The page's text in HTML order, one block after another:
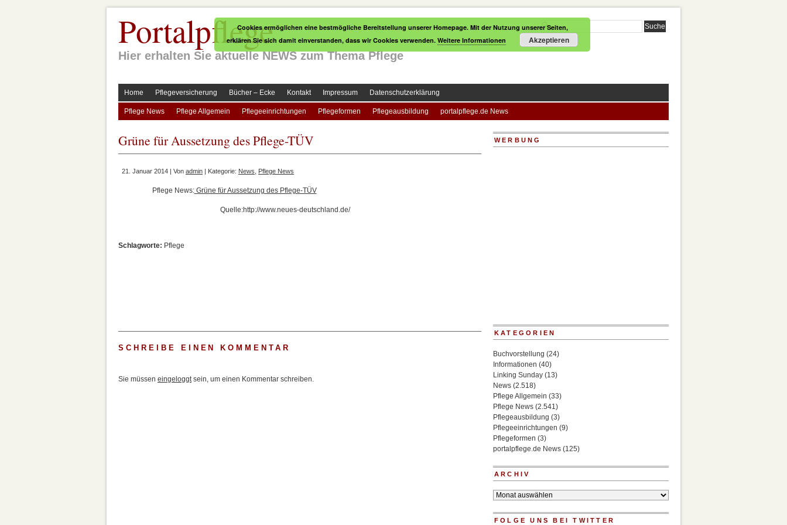
Portalpflege
Hier erhalten Sie aktuelle NEWS zum Thema Pflege
Home Pflegeversicherung Bücher – Ecke Kontakt Impressum Datenschutzerklärung
Pflege News Pflege Allgemein Pflegeeinrichtungen Pflegeformen Pflegeausbildung portalpflege.de News
Grüne für Aussetzung des Pflege-TÜV
21. Januar 2014 | Von admin | Kategorie: News Pflege News
Pflege News:Grüne für Aussetzung des Pflege-TÜV
Quelle:http://www.neues-deutschland.de/
Schlagworte: Pflege
SCHREIBE EINEN KOMMENTAR
Sie müssen eingeloggtsein, um einen Kommentar schreiben.
WERBUNG
KATEGORIEN
Buchvorstellung (24)
Informationen (40)
Linking Sunday (13)
News (2.518)
Pflege Allgemein (33)
Pflege News (2.541)
Pflegeausbildung (3)
Pflegeeinrichtungen (9)
Pflegeformen (3)
portalpflege.de News (125)
ARCHIV
Archiv
FOLGE UNS BEI TWITTER
Cookies ermöglichen eine bestmögliche Bereitstellung unserer Homepage. Mit der Nutzung unserer Seiten,
erklären Sie sich damit einverstanden, dass wir Cookies verwenden. Weitere Informationen Akzeptieren